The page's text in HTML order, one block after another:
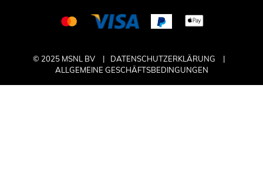
© 2025 MSNL BV
DATENSCHUTZERKLÄRUNG
ALLGEMEINE GESCHÄFTSBEDINGUNGEN